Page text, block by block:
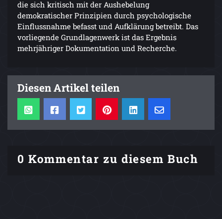
die sich kritisch mit der Aushebelung
demokratischer Prinzipien durch psychologische
Einflussnahme befasst und Aufklärung betreibt. Das
vorliegende Grundlagenwerk ist das Ergebnis
mehrjähriger Dokumentation und Recherche.
Diesen Artikel teilen
0 Kommentar zu diesem Buch